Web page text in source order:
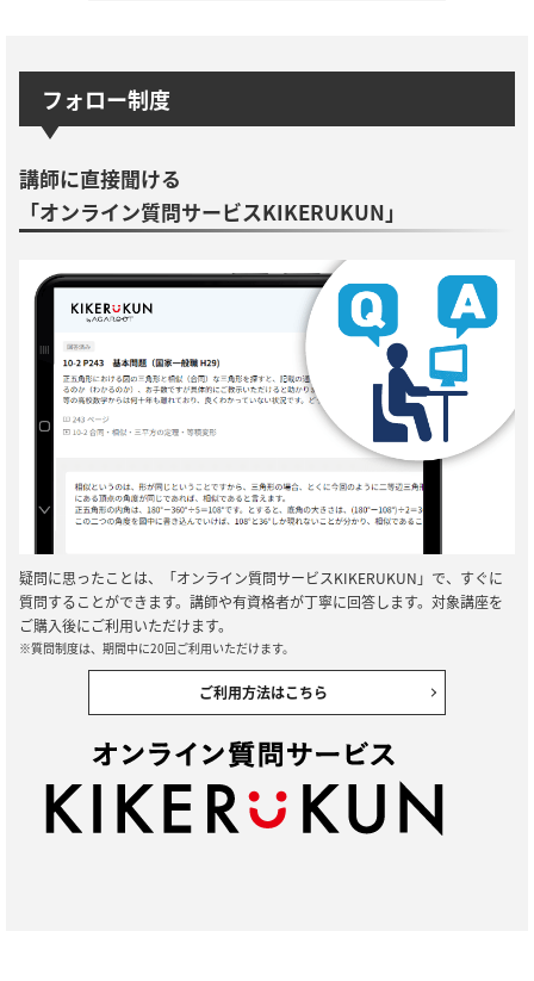
フォロー制度
講師に直接聞ける
「オンライン質問サービスKIKERUKUN」
疑問に思ったことは、「オンライン質問サービスKIKERUKUN」で、すぐに
質問することができます。講師や有資格者が丁寧に回答します。対象講座を
ご購入後にご利用いただけます。
※質問制度は、期間中に20回ご利用いただけます。
ご利用方法はこちら